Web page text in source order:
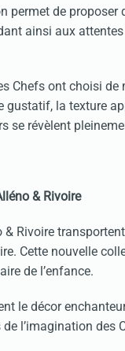
permet de
ainsi aux
Chefs ont choisi
gustatif, la texture
se révèlent
& Rivoire
& Rivoire
Cette nouvelle
de l’enfance.
le décor
l’imagination des